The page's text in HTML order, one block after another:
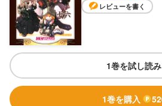
レビューを書く
1巻を試し読み
1巻を購入